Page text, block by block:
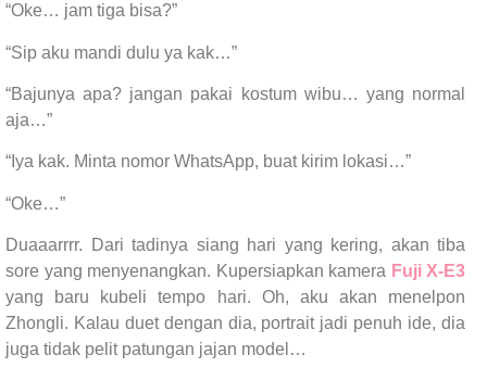
“Oke… jam tiga bisa?”
“Sip aku mandi dulu ya kak…”
“Bajunya apa? jangan pakai kostum wibu… yang normal
aja…”
“Iya kak. Minta nomor WhatsApp, buat kirim lokasi…”
“Oke…”
Duaaarrrr. Dari tadinya siang hari yang kering, akan tiba
sore yang menyenangkan. Kupersiapkan kamera Fuji X-E3
yang baru kubeli tempo hari. Oh, aku akan menelpon
Zhongli. Kalau duet dengan dia, portrait jadi penuh ide, dia
juga tidak pelit patungan jajan model…